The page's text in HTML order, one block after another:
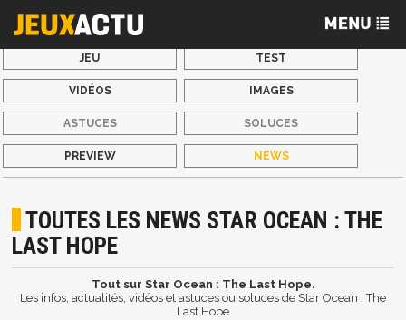
JEU TEST
VIDÉOS IMAGES
ASTUCES SOLUCES
PREVIEW NEWS
TOUTES LES NEWS STAR OCEAN : THE
LAST HOPE
Tout sur Star Ocean : The Last Hope.
Les infos, actualités, vidéos et astuces ou soluces de Star Ocean : The
Last Hope